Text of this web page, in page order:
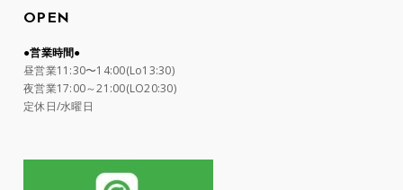
OPEN
●営業時間●
昼営業11:30〜14:00(Lo13:30)
夜営業17:00～21:00(LO20:30)
定休日/水曜日